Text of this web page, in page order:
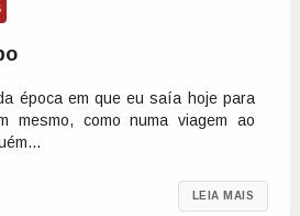
época em que eu saía hoje para
mesmo, como numa viagem ao
LEIA MAIS